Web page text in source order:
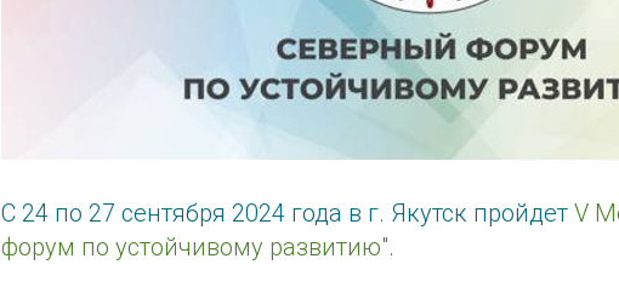
С 24 по 27 сентября 2024 года в г. Якутск пройдет V
форум по устойчивому развитию".